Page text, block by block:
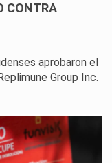
CONTRA
aprobaron el
Group Inc.